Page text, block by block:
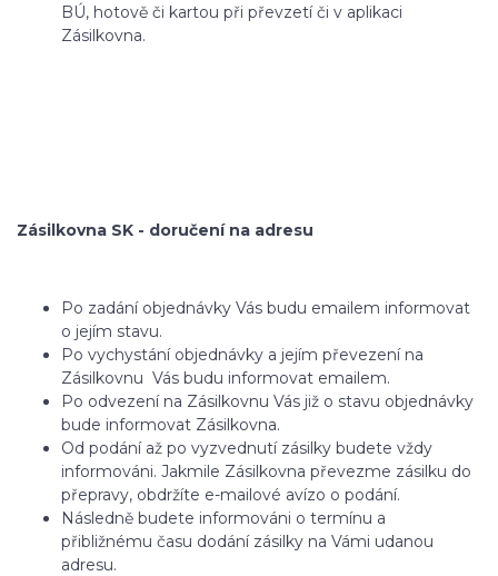
BÚ, hotově či kartou při převzetí či v aplikaci
Zásilkovna.
Zásilkovna SK - doručení na adresu
Po zadání objednávky Vás budu emailem informovat
o jejím stavu.
Po vychystání objednávky a jejím převezení na
Zásilkovnu Vás budu informovat emailem.
Po odvezení na Zásilkovnu Vás již o stavu objednávky
bude informovat Zásilkovna.
Od podání až po vyzvednutí zásilky budete vždy
informováni. Jakmile Zásilkovna převezme zásilku do
přepravy, obdržíte e-mailové avízo o podání.
Následně budete informováni o termínu a
přibližnému času dodání zásilky na Vámi udanou
adresu.